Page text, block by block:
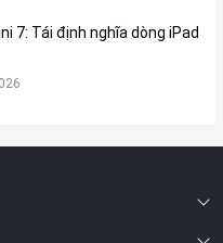
7: Tái định nghĩa dòng iPad